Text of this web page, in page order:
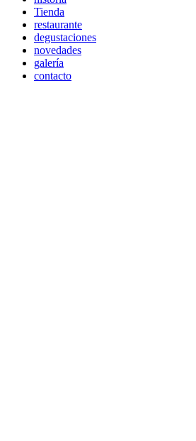
Tienda
restaurante
degustaciones
novedades
galería
contacto